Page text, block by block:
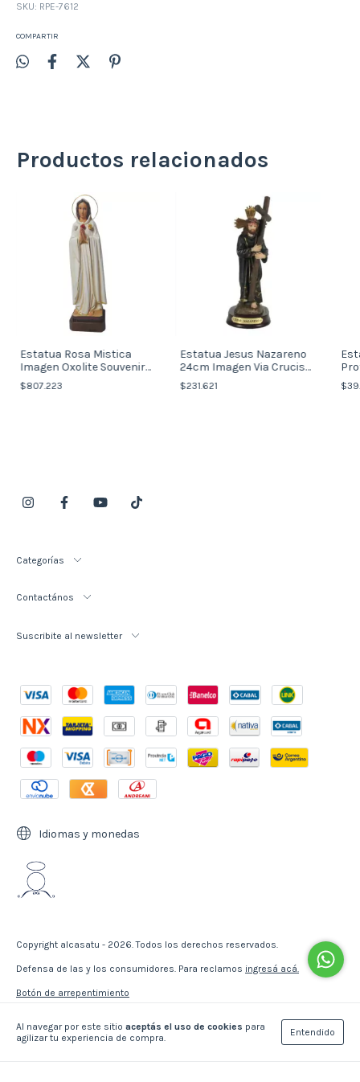
Al navegar por este sitio aceptás el uso de cookies para
agilizar tu experiencia de compra.
Entendido
SKU: RPE-7612
COMPARTIR
Productos relacionados
Estatua Rosa Mistica
Imagen Oxolite Souvenirs
XL (Italy)
$807.223
Estatua Jesus Nazareno
24cm Imagen Via Crucis
(italy) Cruz
$231.621
Categorías
Contactános
Suscribite al newsletter
Idiomas y monedas
Copyright alcasatu - 2026. Todos los derechos reservados.
Defensa de las y los consumidores. Para reclamos ingresá acá.
Botón de arrepentimiento